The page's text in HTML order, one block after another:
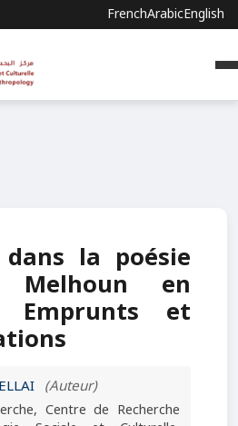
FrenchArabicEnglish
la poésie
Melhoun en
et
(Auteur)
Centre de Recherche